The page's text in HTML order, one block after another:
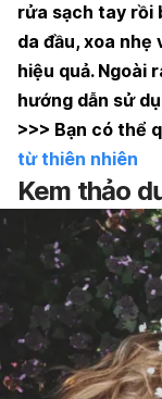
rửa sạch tay rồi
da đầu, xoa nhẹ
hiệu quả. Ngoài
hướng dẫn sử
>>> Bạn có thể
từ thiên nhiên
Kem thảo